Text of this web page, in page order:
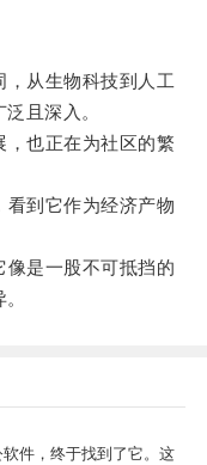
从生物科技到人工
且深入。
也正在为社区的繁
到它作为经济产物
是一股不可抵挡的
件，终于找到了它。这